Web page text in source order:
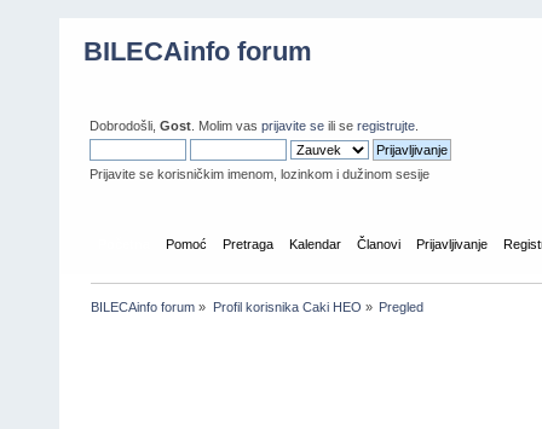
BILECAinfo forum
Dobrodošli, Gost . Molim vas prijavite se ili se registrujte
Prijavite se korisničkim imenom, lozinkom i dužinom sesije
Pomoć Pretraga Kalendar Članovi Prijavljivanje
BILECAinfo forum » Profil korisnika Caki HEO » Pregled